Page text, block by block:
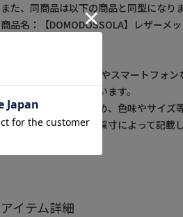
また、同商品は以下の商品と同型になりま
商品名：【DOMODOSSOLA】レザーメ
※照明・光の加減、PCやスマートフォ
方が異なる場合がございます。
※画像はサンプルのため、色味やサイズ
※サイズは弊社規定の採寸によって記載
アイテム詳細